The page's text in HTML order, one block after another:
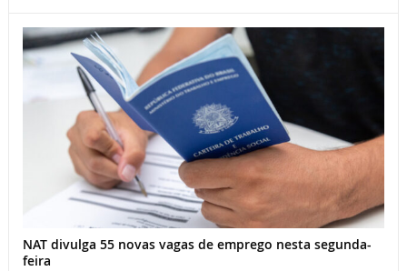
NAT divulga 55 novas vagas de emprego nesta segunda-
feira